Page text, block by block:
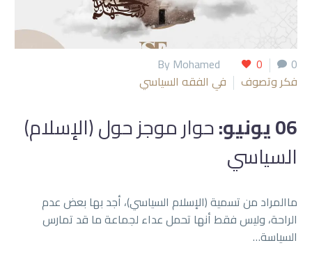
0
0
By Mohamed
فكر وتصوف
في الفقه السياسي
06 يونيو:
حوار موجز حول (الإسلام)
السياسي
ماالمراد من تسمية (الإسلام السياسي)، أجد بها بعض عدم
الراحة، وليس فقط أنها تحمل عداء لجماعة ما قد تمارس
السياسة…